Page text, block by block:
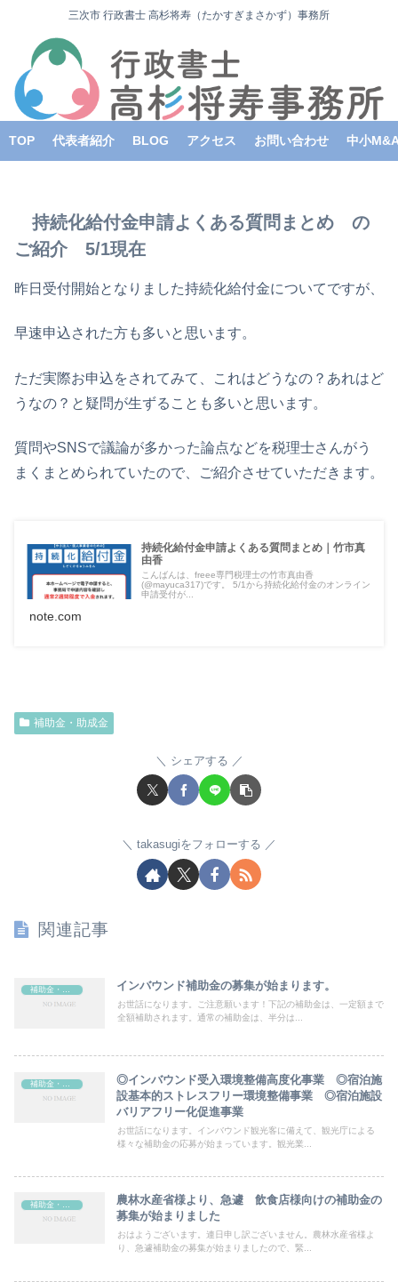
三次市 行政書士 高杉将寿（たかすぎまさかず）事務所
TOP 代表者紹介 BLOG アクセス お問い合わせ 中小
持続化給付金申請よくある質問まとめ の
ご紹介 5/1現在
昨日受付開始となりました持続化給付金についてですが、
早速申込された方も多いと思います。
ただ実際お申込をされてみて、これはどうなの？あれはど
うなの？と疑問が生ずることも多いと思います。
質問やSNSで議論が多かった論点などを税理士さんがう
まくまとめられていたので、ご紹介させていただきます。
持続化給付金申請よくある質問まとめ｜竹市真
由香
こんばんは、freee専門税理士の竹市真由香
(@mayuca317)です。 5/1から持続化給付金のオンライン
申請受付が...
note.com
補助金・助成金
シェアする
takasugiをフォローする
関連記事
補助金・助成金 インバウンド補助金の募集が始まります。
お世話になります。ご注意願います！下記の補助金は、一定額まで
全額補助されます。通常の補助金は、半分は...
◎インバウンド受入環境整備高度化事業 ◎宿泊施
設基本的ストレスフリー環境整備事業 ◎宿泊施設
バリアフリー化促進事業
お世話になります。インバウンド観光客に備えて、観光庁による
様々な補助金の応募が始まっています。観光業...
農林水産省様より、急遽 飲食店様向けの補助金の
募集が始まりました
おはようございます。連日申し訳ございません。農林水産省様よ
り、急遽補助金の募集が始まりましたので、緊...